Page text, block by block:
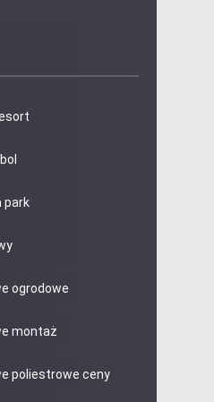
park
ogrodowe
montaż
poliestrowe ceny